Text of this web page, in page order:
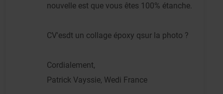
nouvelle est que vous êtes 100% étanche.
CV'esdt un collage époxy qsur la photo ?
Cordialement,
Patrick Vayssie, Wedi France